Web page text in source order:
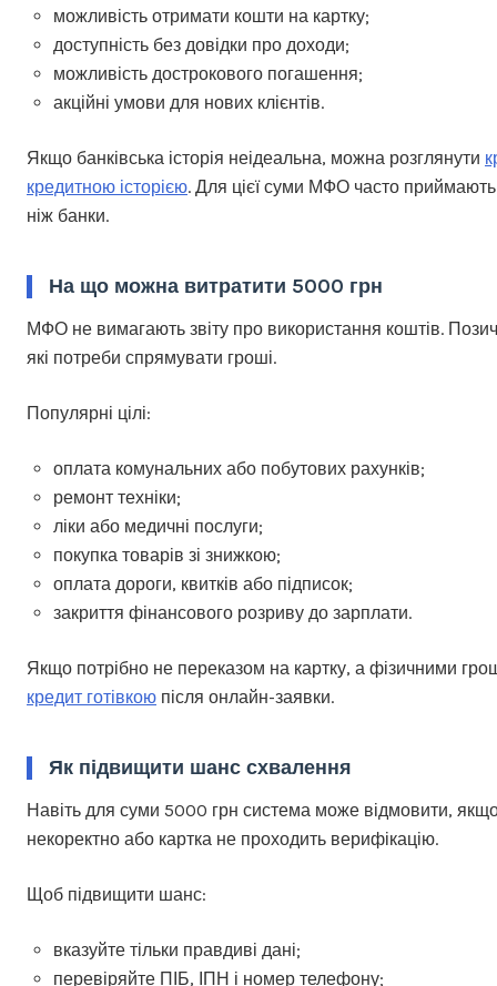
можливість отримати кошти на картку;
доступність без довідки про доходи;
можливість дострокового погашення;
акційні умови для нових клієнтів.
Якщо банківська історія неідеальна, можна розглянути
кредитною історією. Для цієї суми МФО часто
ніж банки.
На що можна витратити 5000 грн
МФО не вимагають звіту про використання коштів.
які потреби спрямувати гроші.
Популярні цілі:
оплата комунальних або побутових рахунків;
ремонт техніки;
ліки або медичні послуги;
покупка товарів зі знижкою;
оплата дороги, квитків або підписок;
закриття фінансового розриву до зарплати.
Якщо потрібно не переказом на картку, а фізичними
кредит готівкою після онлайн-заявки.
Як підвищити шанс схвалення
Навіть для суми 5000 грн система може відмовити,
некоректно або картка не проходить верифікацію.
Щоб підвищити шанс:
вказуйте тільки правдиві дані;
перевіряйте ПІБ, ІПН і номер телефону;